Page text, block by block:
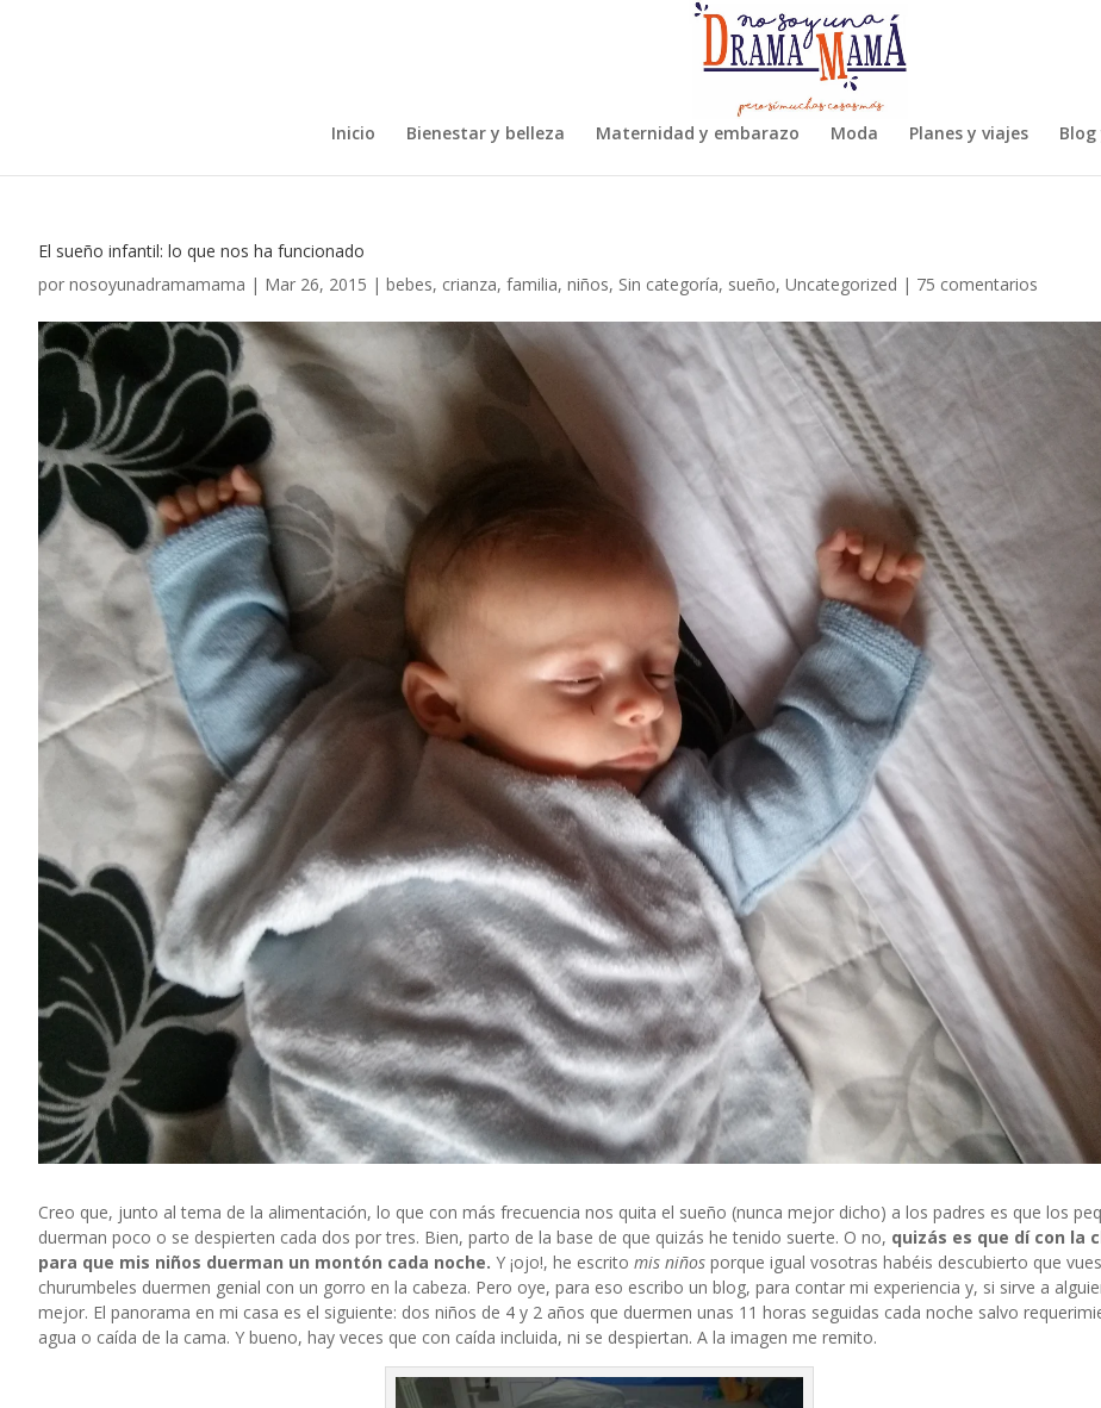
Inicio Bienestar y belleza Maternidad y embarazo Moda Planes y viajes
El sueño infantil: lo que nos ha funcionado
por nosoyunadramamama | Mar 26, 2015 | bebes, crianza, familia, niños, Sin categoría, sueño, Uncategorized | 75 comentarios
Creo que, junto al tema de la alimentación, lo que con más frecuencia nos quita el sueño (nunca mejor dicho) a los padres es que los
duerman poco o se despierten cada dos por tres. Bien, parto de la base de que quizás he tenido suerte. O no, quizás es que dí con la
para que mis niños duerman un montón cada noche. Y ¡ojo!, he escrito mis niños porque igual vosotras habéis descubierto que
churumbeles duermen genial con un gorro en la cabeza. Pero oye, para eso escribo un blog, para contar mi experiencia y, si sirve a
mejor. El panorama en mi casa es el siguiente: dos niños de 4 y 2 años que duermen unas 11 horas seguidas cada noche salvo
agua o caída de la cama. Y bueno, hay veces que con caída incluida, ni se despiertan. A la imagen me remito.